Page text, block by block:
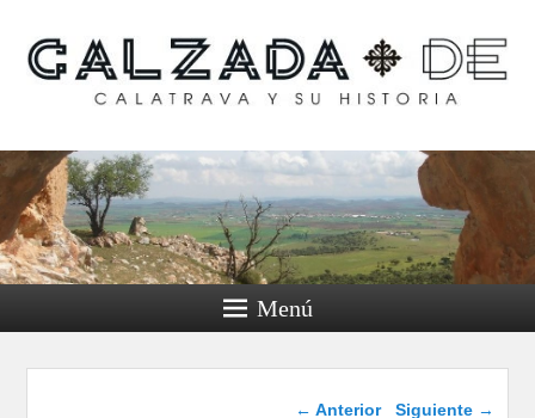
Calzada de Calatrava y
su historia
Menú
Navegación de
← Anterior Siguiente →